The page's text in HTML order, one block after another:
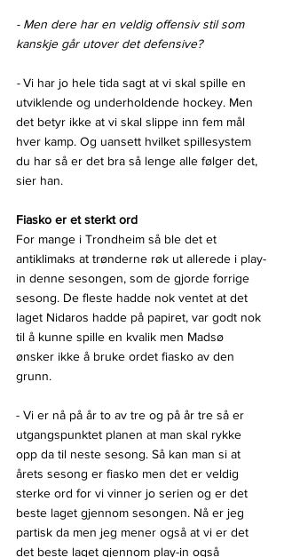
- Men dere har en veldig offensiv stil som
kanskje går utover det defensive?
- Vi har jo hele tida sagt at vi skal spille en
utviklende og underholdende hockey. Men
det betyr ikke at vi skal slippe inn fem mål
hver kamp. Og uansett hvilket spillesystem
du har så er det bra så lenge alle følger det,
sier han.
Fiasko er et sterkt ord
For mange i Trondheim så ble det et
antiklimaks at trønderne røk ut allerede i play-
in denne sesongen, som de gjorde forrige
sesong. De fleste hadde nok ventet at det
laget Nidaros hadde på papiret, var godt nok
til å kunne spille en kvalik men Madsø
ønsker ikke å bruke ordet fiasko av den
grunn.
- Vi er nå på år to av tre og på år tre så er
utgangspunktet planen at man skal rykke
opp da til neste sesong. Så kan man si at
årets sesong er fiasko men det er veldig
sterke ord for vi vinner jo serien og er det
beste laget gjennom sesongen. Nå er jeg
partisk da men jeg mener også at vi er det
det beste laget gjennom play-in også